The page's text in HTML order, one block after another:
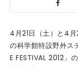
4月21日（土）と4
の科学館特設野外ス
E FESTIVAL 2012」